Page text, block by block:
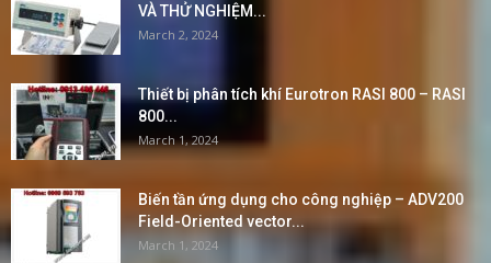
VÀ THỬ NGHIỆM...
March 2, 2024
Thiết bị phân tích khí Eurotron RASI 800 – RASI
800...
March 1, 2024
Biến tần ứng dụng cho công nghiệp – ADV200
Field-Oriented vector...
March 1, 2024